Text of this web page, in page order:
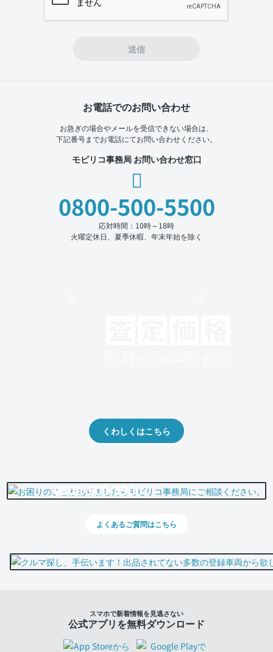
送信
お電話でのお問い合わせ
お急ぎの場合やメールを受信できない場合は、
下記番号までお電話にてお問い合わせください。
モビリコ事務局 お問い合わせ窓口
0800-500-5500
応対時間：10時～18時
火曜定休日、夏季休暇、年末年始を除く
くわしくはこちら
0800-500-5500
よくあるご質問はこちら
スマホで新着情報を見逃さない
公式アプリを無料ダウンロード